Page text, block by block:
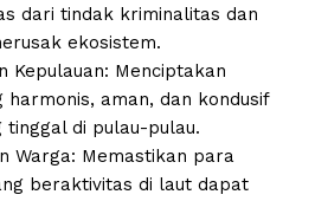
dari tindak kriminalitas dan
ekosistem.
Kepulauan: Menciptakan
harmonis, aman, dan kondusif
di pulau-pulau.
Warga: Memastikan para
beraktivitas di laut dapat